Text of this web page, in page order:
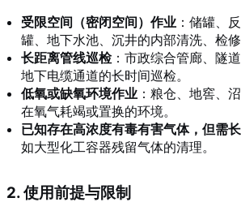
受限空间（密闭空间）作业 ：储罐、
罐、地下水池、沉井的内部清洗、检修
长距离管线巡检：市政综合管廊、隧
地下电缆通道的长时间巡检。
低氧或缺氧环境作业 ：粮仓、地窖、
在氧气耗竭或置换的环境。
已知存在高浓度有毒有害气体，但需
如大型化工容器残留气体的清理。
2. 使用前提与限制